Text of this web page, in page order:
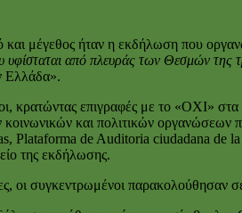
μέγεθος ήταν η εκδήλωση που
υφίσταται από πλευράς των Θεσμών της
Ελλάδα».
κρατώντας επιγραφές με το «ΟΧΙ»
και πολιτικών
Plataforma de Auditoria ciudadana de
της εκδήλωσης.
οι συγκεντρωμένοι παρακολούθησαν